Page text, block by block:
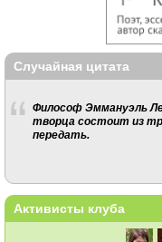
Случайная цитата
Философ Эммануэль
творца состоит из
передать.
Активисты клуба